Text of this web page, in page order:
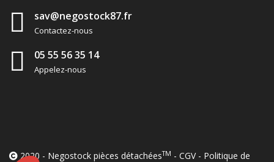
sav@negostock87.fr
Contactez-nous
05 55 56 35 14
Appelez-nous
2020 - Negostock pièces détachéesTM - CGV- Politique de